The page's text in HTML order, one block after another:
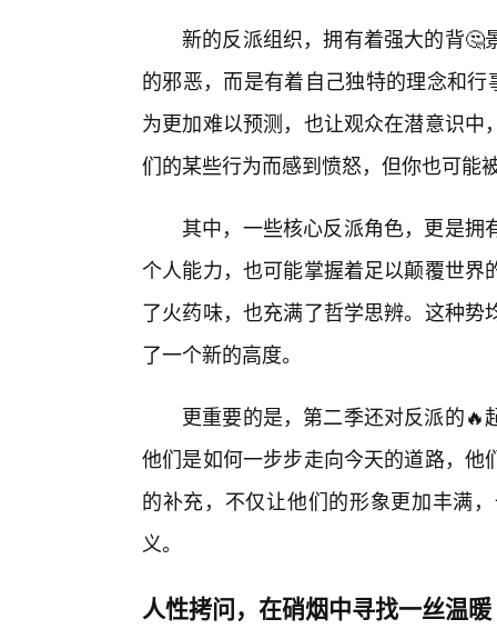
新的反派组织，拥有着强大的背🤔
的邪恶，而是有着自己独特的理念和
为更加难以预测，也让观众在潜意识
们的某些行为而感到愤怒，但你也可能
其中，一些核心反派角色，更是
个人能力，也可能掌握着足以颠覆世
了火药味，也充满了哲学思辨。这种
了一个新的高度。
更重要的是，第二季还对反派的
他们是如何一步步走向今天的道路，
的补充，不仅让他们的形象更加丰满
义。
人性拷问，在硝烟中寻找一丝温暖